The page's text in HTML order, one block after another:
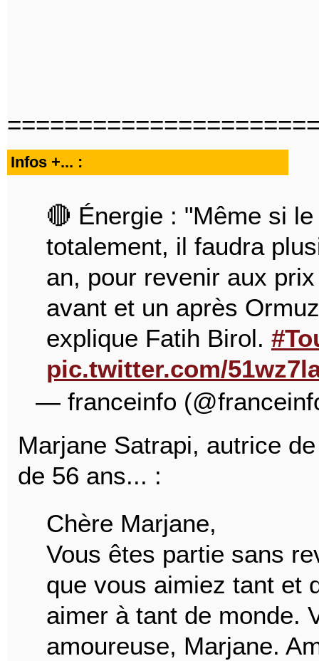
Infos +... :
🔴 Énergie : "Même si
totalement, il faudra
an, pour revenir aux
avant et un après
explique Fatih Birol.
pic.twitter.com/
— franceinfo
Marjane Satrapi, autrice
de 56 ans... :
Chère Marjane,
Vous êtes partie sans
que vous aimiez tant et
aimer à tant de monde.
amoureuse, Marjane.